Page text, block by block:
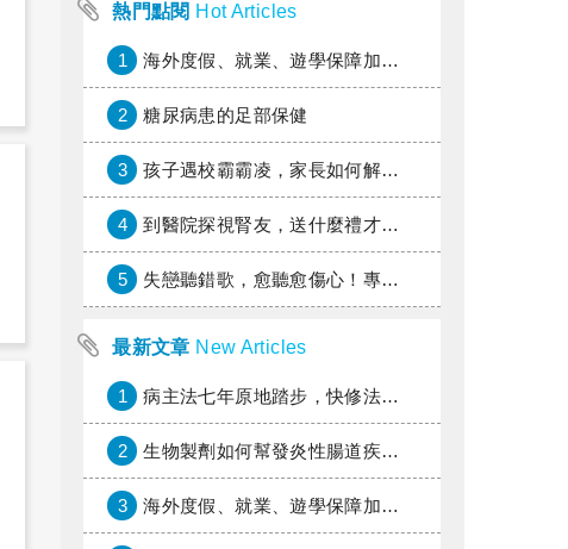
熱門點閱 Hot Articles
1 海外度假、就業、遊學保障加倍，富邦產險「一期逐夢」專案加碼遠距醫療與緊急救援
2 糖尿病患的足部保健
3 孩子遇校霸霸凌，家長如何解圍？
4 到醫院探視腎友，送什麼禮才好？
5 失戀聽錯歌，愈聽愈傷心！專家教你挑對療傷情歌
最新文章 New Articles
1 病主法七年原地踏步，快修法讓病人自主決定善終
2 生物製劑如何幫發炎性腸道疾病患者抗潰瘍？治療進展與健保給付困境一次看
3 海外度假、就業、遊學保障加倍，富邦產險「一期逐夢」專案加碼遠距醫療與緊急救援